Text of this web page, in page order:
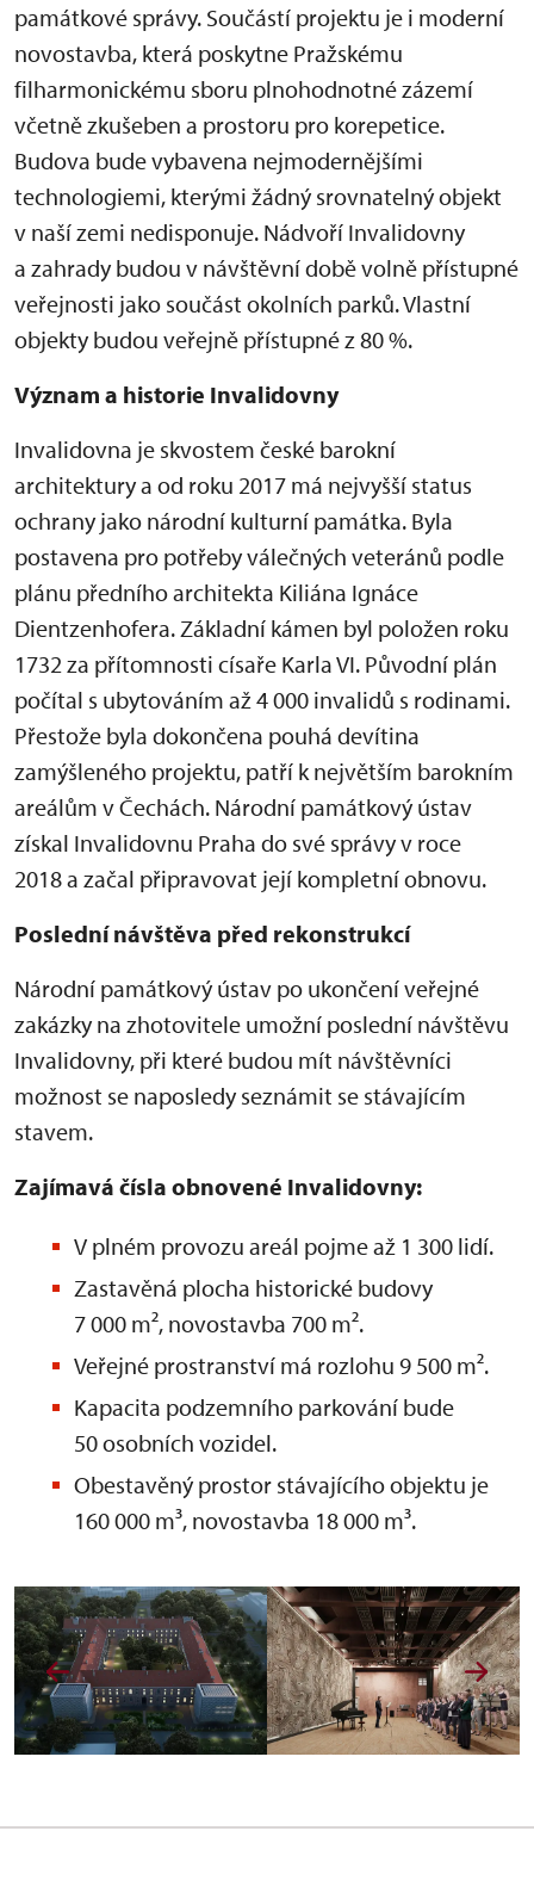
památkové správy. Součástí projektu je i moderní
novostavba, která poskytne Pražskému
filharmonickému sboru plnohodnotné zázemí
včetně zkušeben a prostoru pro korepetice.
Budova bude vybavena nejmodernějšími
technologiemi, kterými žádný srovnatelný objekt
v naší zemi nedisponuje. Nádvoří Invalidovny
a zahrady budou v návštěvní době volně přístupné
veřejnosti jako součást okolních parků. Vlastní
objekty budou veřejně přístupné z 80 %.
Význam a historie Invalidovny
Invalidovna je skvostem české barokní
architektury a od roku 2017 má nejvyšší status
ochrany jako národní kulturní památka. Byla
postavena pro potřeby válečných veteránů podle
plánu předního architekta Kiliána Ignáce
Dientzenhofera. Základní kámen byl položen roku
1732 za přítomnosti císaře Karla VI. Původní plán
počítal s ubytováním až 4 000 invalidů s rodinami.
Přestože byla dokončena pouhá devítina
zamýšleného projektu, patří k největším barokním
areálům v Čechách. Národní památkový ústav
získal Invalidovnu Praha do své správy v roce
2018 a začal připravovat její kompletní obnovu.
Poslední návštěva před rekonstrukcí
Národní památkový ústav po ukončení veřejné
zakázky na zhotovitele umožní poslední návštěvu
Invalidovny, při které budou mít návštěvníci
možnost se naposledy seznámit se stávajícím
stavem.
Zajímavá čísla obnovené Invalidovny:
V plném provozu areál pojme až 1 300 lidí.
Zastavěná plocha historické budovy
7 000 m², novostavba 700 m².
Veřejné prostranství má rozlohu 9 500 m².
Kapacita podzemního parkování bude
50 osobních vozidel.
Obestavěný prostor stávajícího objektu je
160 000 m³, novostavba 18 000 m³.